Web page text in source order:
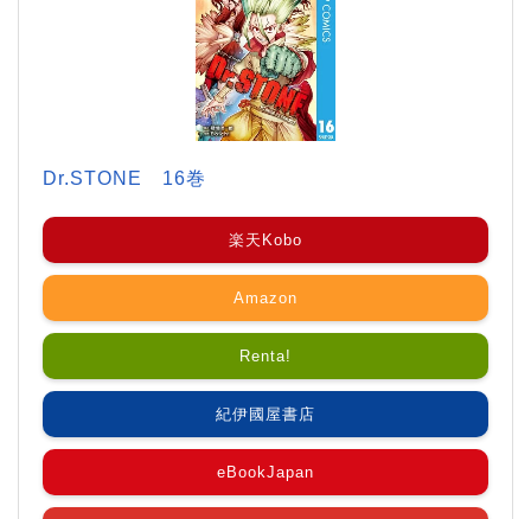
Dr.STONE 16巻
楽天Kobo
Amazon
Renta!
紀伊國屋書店
eBookJapan